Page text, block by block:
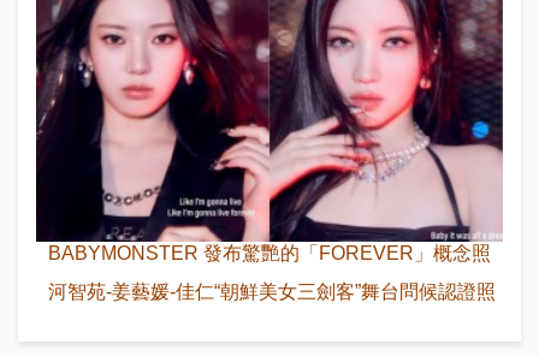
BABYMONSTER 發布驚艷的「FOREVER」概念照
河智苑-姜藝媛-佳仁“朝鮮美女三劍客”舞台問候認證照